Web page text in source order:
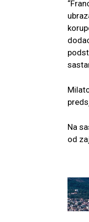
Na
od